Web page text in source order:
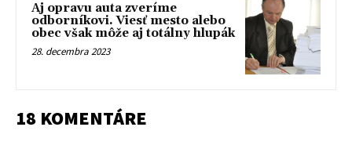
Aj opravu auta zveríme
odborníkovi. Viesť mesto alebo
obec však môže aj totálny hlupák
28. decembra 2023
18 KOMENTÁRE